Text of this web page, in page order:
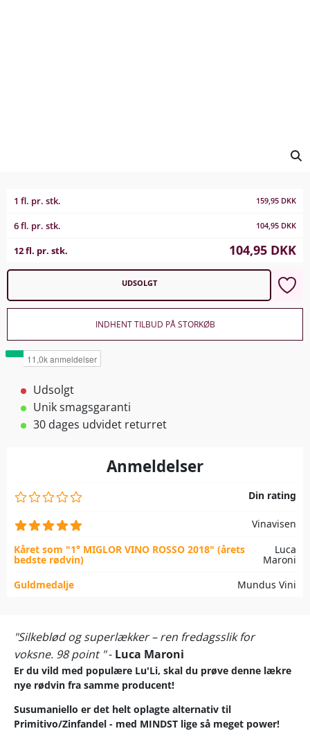
1 fl. pr. stk. 159,95 DKK
6 fl. pr. stk. 104,95 DKK
12 fl. pr. stk. 104,95 DKK
UDSOLGT
INDHENT TILBUD PÅ STORKØB
Udsolgt
Unik smagsgaranti
30 dages udvidet returret
Anmeldelser
Din rating
Vinavisen
Kåret som "1° MIGLOR VINO ROSSO 2018" (årets
bedste rødvin)
Luca
Maroni
Guldmedalje
Mundus Vini
"Silkeblød og superlækker – ren fredagsslik for
voksne. 98 point "- Luca Maroni
Er du vild med populære Lu'Li, skal du prøve denne lækre
nye rødvin fra samme producent!
Susumaniello er det helt oplagte alternativ til
Primitivo/Zinfandel - med MINDST lige så meget power!